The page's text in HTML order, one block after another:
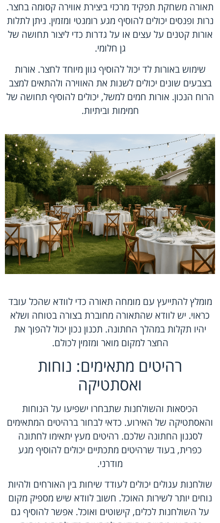
תאורה משחקת תפקיד מרכזי ביצירת אווירה קסומה בחצר.
נרות ופנסים יכולים להוסיף מגע רומנטי ומזמין. ניתן לתלות
אורות קטנים על עצים או על גדרות כדי ליצור תחושה של
גן חלומי.
שימוש באורות לד יכול להוסיף גוון מיוחד לחצר. אורות
בצבעים שונים יכולים לשנות את האווירה ולהתאים למצב
הרוח הנכון. אורות חמים למשל, יכולים להוסיף תחושה של
חמימות וביתיות.
מומלץ להתייעץ עם מומחה תאורה כדי לוודא שהכל עובד
כראוי. יש לוודא שהתאורה מחוברת בצורה בטוחה ושלא
יהיו תקלות במהלך החתונה. תכנון נכון יכול להפוך את
החצר למקום מואר ומזמין לכולם.
רהיטים מתאימים: נוחות
ואסתטיקה
הכיסאות והשולחנות שתבחרו ישפיעו על הנוחות
והאסתטיקה של האירוע. כדאי לבחור ברהיטים המתאימים
לסגנון החתונה שלכם. רהיטים מעץ יתאימו לחתונה
כפרית, בעוד שרהיטים מתכתיים יכולים להוסיף מגע
מודרני.
שולחנות עגולים יכולים לעודד שיחות בין האורחים ולהיות
נוחים יותר לשירות האוכל. חשוב לוודא שיש מספיק מקום
על השולחנות לכלים, קישוטים ואוכל. אפשר להוסיף גם